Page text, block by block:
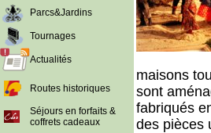
Parcs&Jardins
Tournages
Actualités
Routes historiques
Séjours en forfaits &
coffrets cadeaux
maisons
sont
fabriqués
des pièces